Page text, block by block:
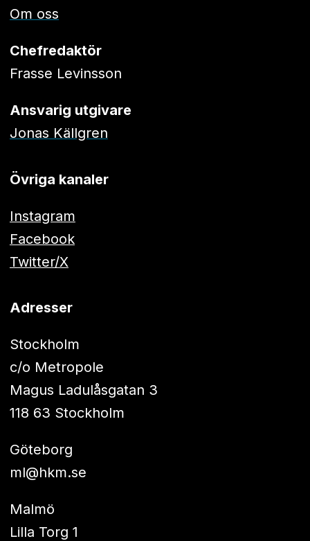
Om oss
Chefredaktör
Frasse Levinsson
Ansvarig utgivare
Jonas Källgren
Övriga kanaler
Instagram
Facebook
Twitter/X
Adresser
Stockholm
c/o Metropole
Magus Ladulåsgatan 3
118 63 Stockholm
Göteborg
ml@hkm.se
Malmö
Lilla Torg 1